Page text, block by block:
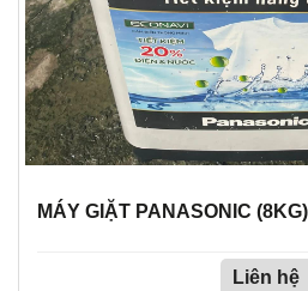
MÁY GIẶT PANASONIC
Liên hệ